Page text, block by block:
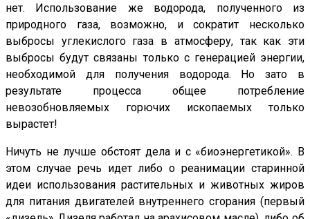
нет. Использование же водорода, полученного из
природного газа, возможно, и сократит несколько
выбросы углекислого газа в атмосферу, так как эти
выбросы будут связаны только с генерацией энергии,
необходимой для получения водорода. Но зато в
результате процесса общее потребление
невозобновляемых горючих ископаемых только
вырастет!
Ничуть не лучше обстоят дела и с «биоэнергетикой». В
этом случае речь идет либо о реанимации старинной
идеи использования растительных и животных жиров
для питания двигателей внутреннего сгорания (первый